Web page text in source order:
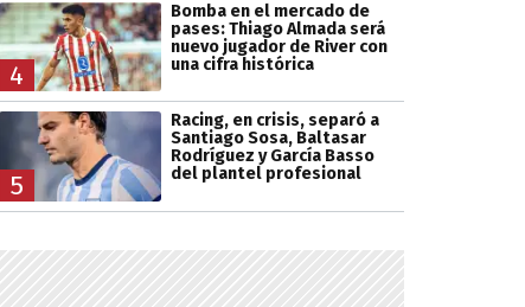
4
Bomba en el mercado de
pases: Thiago Almada será
nuevo jugador de River con
una cifra histórica
5
Racing, en crisis, separó a
Santiago Sosa, Baltasar
Rodríguez y García Basso
del plantel profesional